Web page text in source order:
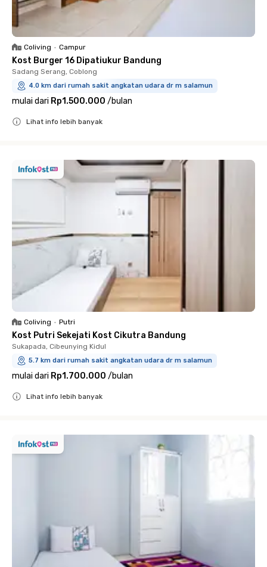
Coliving • Campur
Kost Burger 16 Dipatiukur Bandung
Sadang Serang, Coblong
4.0 km dari rumah sakit angkatan udara dr m salamun
mulai dari Rp1.500.000 /bulan
Lihat info lebih banyak
Coliving • Putri
Kost Putri Sekejati Kost Cikutra Bandung
Sukapada, Cibeunying Kidul
5.7 km dari rumah sakit angkatan udara dr m salamun
mulai dari Rp1.700.000 /bulan
Lihat info lebih banyak